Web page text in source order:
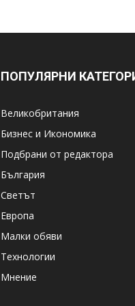
ПОПУЛЯРНИ
Великобритания
Бизнес и Икономика
Подбрани от редактора
България
Светът
Европа
Малки обяви
Технологии
Мнение